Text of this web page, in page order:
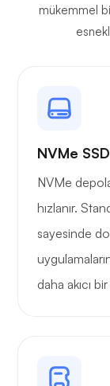
mükemmel
NVMe
NVMe
hızlanır.
sayesinde
daha akıcı